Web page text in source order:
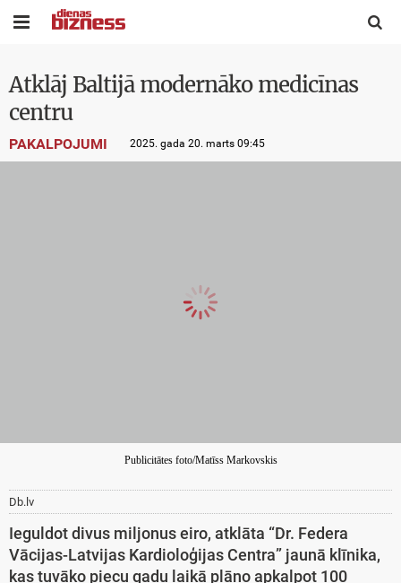
 
Atklāj Baltijā modernāko medicīnas
centru
PAKALPOJUMI 2025. gada 20. marts 09:45
Publicitātes foto/Matīss Markovskis
Db.lv
Ieguldot divus miljonus eiro, atklāta “Dr. Federa
Vācijas-Latvijas Kardioloģijas Centra” jaunā klīnika,
kas tuvāko piecu gadu laikā plāno apkalpot 100